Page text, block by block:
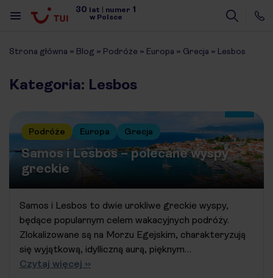
30 lat | numer 1
w Polsce
Strona główna » Blog » Podróże » Europa » Grecja » Lesbos
Kategoria: Lesbos
Podróże Europa Grecja
Samos i Lesbos – polecane wyspy
greckie
Samos i Lesbos to dwie urokliwe greckie wyspy,
będące popularnym celem wakacyjnych podróży.
Zlokalizowane są na Morzu Egejskim, charakteryzują
się wyjątkową, idylliczną aurą, pięknym…
Czytaj więcej ››